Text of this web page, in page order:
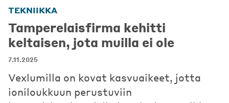
TEKNIIKKA
Tamperelaisfirma kehitti
keltaisen, jota muilla ei ole
7.11.2025
Vexlumilla on kovat kasvuaikeet, jotta
ioniloukkuun perustuviin